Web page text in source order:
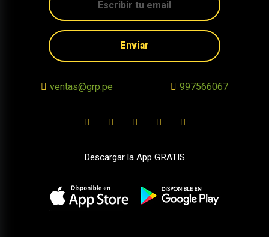
Enviar
ventas@grp.pe 997566067
Descargar la App GRATIS